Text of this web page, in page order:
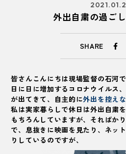
外出自粛の過ご
SHARE
皆さんこんにちは現場監督の石河で
日に日に増加する コロナウイルス
が出てきて、自主的に外出を控え
私は実家暮らしで休日は外出自粛
もちろんしていますが、そればか
で、息抜きに映画を見たり、ネッ
りしているのですが、